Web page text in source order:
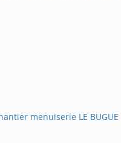
menuiserie LE BUGUE